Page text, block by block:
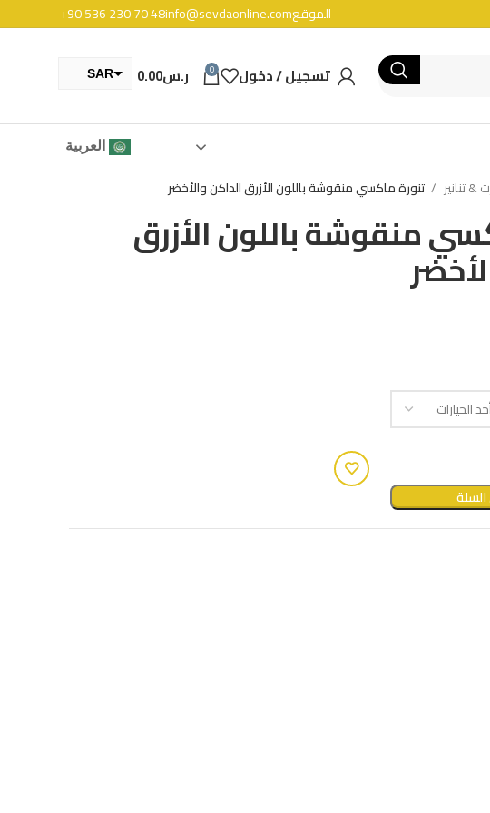
الموقعinfo@sevdaonline.com
+90 536 230 70 48
تسجيل / دخول 0 ر.س0.00
SAR
العربية
& تنانير تنورة ماكسي منقوشة باللون الأزرق الداكن والأخضر
منقوشة باللون الأزرق